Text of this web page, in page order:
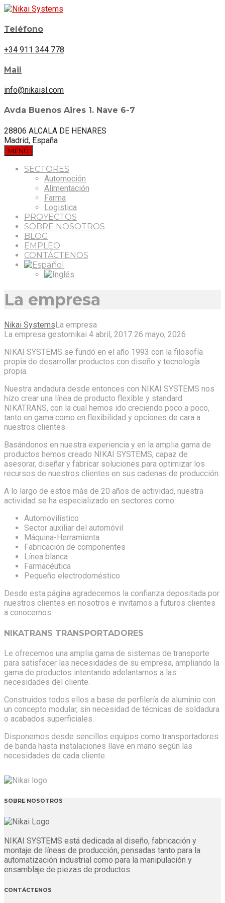
Teléfono
+34 911 344 778
Mail
info@nikaisl.com
Avda Buenos Aires 1. Nave 6-7
28806 ALCALA DE HENARES
Madrid, España
MENÚ
SECTORES
Automoción
Alimentación
Farma
Logistica
PROYECTOS
SOBRE NOSOTROS
BLOG
EMPLEO
CONTÁCTENOS
La empresa
Nikai Systems La empresa
La empresa gestornikai 4 abril, 2017 26 mayo, 2026
NIKAI SYSTEMS se fundó en el año 1993 con la filosofía
propia de desarrollar productos con diseño y tecnología
propia.
Nuestra andadura desde entonces con NIKAI SYSTEMS nos
hizo crear una línea de producto flexible y standard:
NIKATRANS, con la cual hemos ido creciendo poco a poco,
tanto en gama como en flexibilidad y opciones de cara a
nuestros clientes.
Basándonos en nuestra experiencia y en la amplia gama de
productos hemos creado NIKAI SYSTEMS, capaz de
asesorar, diseñar y fabricar soluciones para optimizar los
recursos de nuestros clientes en sus cadenas de producción.
A lo largo de estos más de 20 años de actividad, nuestra
actividad se ha especializado en sectores como:
Automovilístico
Sector auxiliar del automóvil
Máquina-Herramienta
Fabricación de componentes
Línea blanca
Farmacéutica
Pequeño electrodoméstico
Desde esta página agradecemos la confianza depositada por
nuestros clientes en nosotros e invitamos a futuros clientes
a conocernos.
NIKATRANS TRANSPORTADORES
Le ofrecemos una amplia gama de sistemas de transporte
para satisfacer las necesidades de su empresa, ampliando la
gama de productos intentando adelantarnos a las
necesidades del cliente.
Construidos todos ellos a base de perfilería de aluminio con
un concepto modular, sin necesidad de técnicas de soldadura
o acabados superficiales.
Disponemos desde sencillos equipos como transportadores
de banda hasta instalaciones llave en mano según las
necesidades de cada cliente.
SOBRE NOSOTROS
NIKAI SYSTEMS está dedicada al diseño, fabricación y
montaje de líneas de producción, pensadas tanto para la
automatización industrial como para la manipulación y
ensamblaje de piezas de productos.
CONTÁCTENOS